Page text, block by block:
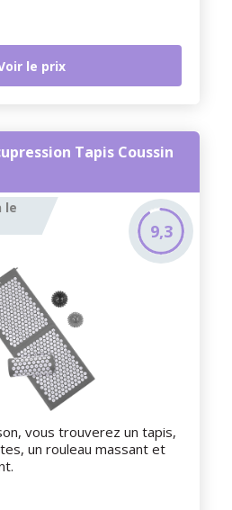
le prix
Tapis Coussin
le
9,3
vous trouverez un tapis,
un rouleau massant et